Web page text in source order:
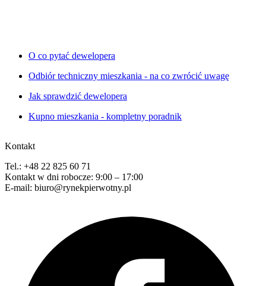
O co pytać dewelopera
Odbiór techniczny mieszkania - na co zwrócić uwagę
Jak sprawdzić dewelopera
Kupno mieszkania - kompletny poradnik
Kontakt
Tel.: +48 22 825 60 71
Kontakt w dni robocze: 9:00 – 17:00
E-mail: biuro@rynekpierwotny.pl